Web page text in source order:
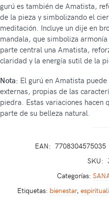
gurú es también de Amatista,
de la pieza y simbolizando el
meditación. Incluye un dije en
mandala, que simboliza
parte central una Amatista,
claridad y la energía sutil de la
Nota: El gurú en Amatista
externas, propias de las
piedra. Estas variaciones hacen
parte de su belleza natural.
EAN: 7708304575035
SKU:
Categorías:
Etiquetas: bienestar,